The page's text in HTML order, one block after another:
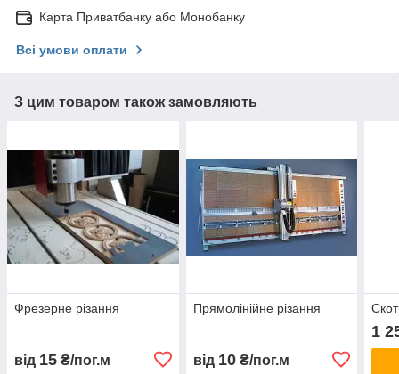
Карта Приватбанку або Монобанку
Всі умови оплати
З цим товаром також замовляють
Фрезерне різання
від 15 ₴/пог.м
Прямолінійне різання
від 10₴/пог.м
1